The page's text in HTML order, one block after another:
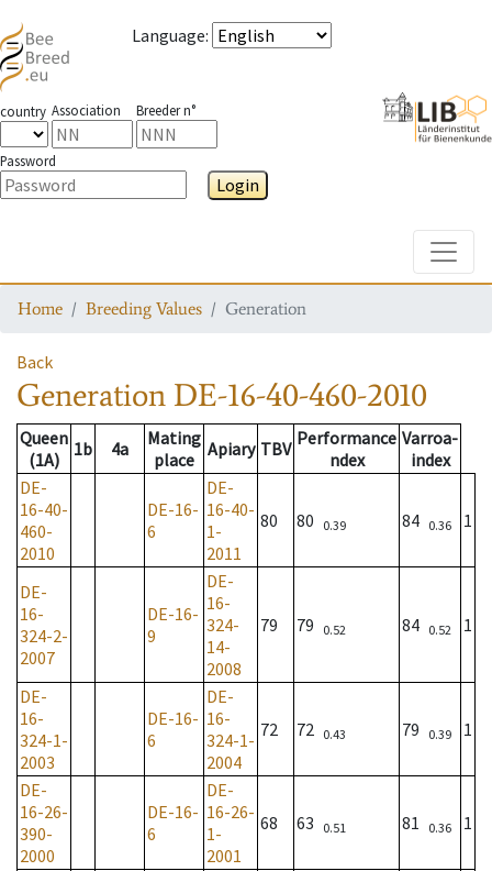
Language:
country Association Breeder n°
Password
Login
Home Breeding Values Generation
Back
Generation DE-16-40-460-2010
Queen
(1A)
1b 4a
Mating
place Apiary TBV Performance
ndex
Varroa-
index
DE-
16-40-
460-
2010
DE-16-
6
DE-
16-40-
1-
2011
80 80 0.39 84 0.36 1
DE-
16-
324-2-
2007
DE-16-
9
DE-
16-
324-
14-
2008
79 79 0.52 84 0.52 1
DE-
16-
324-1-
2003
DE-16-
6
DE-
16-
324-1-
2004
72 72 0.43 79 0.39 1
DE-
16-26-
390-
2000
DE-16-
6
DE-
16-26-
1-
2001
68 63 0.51 81 0.36 1